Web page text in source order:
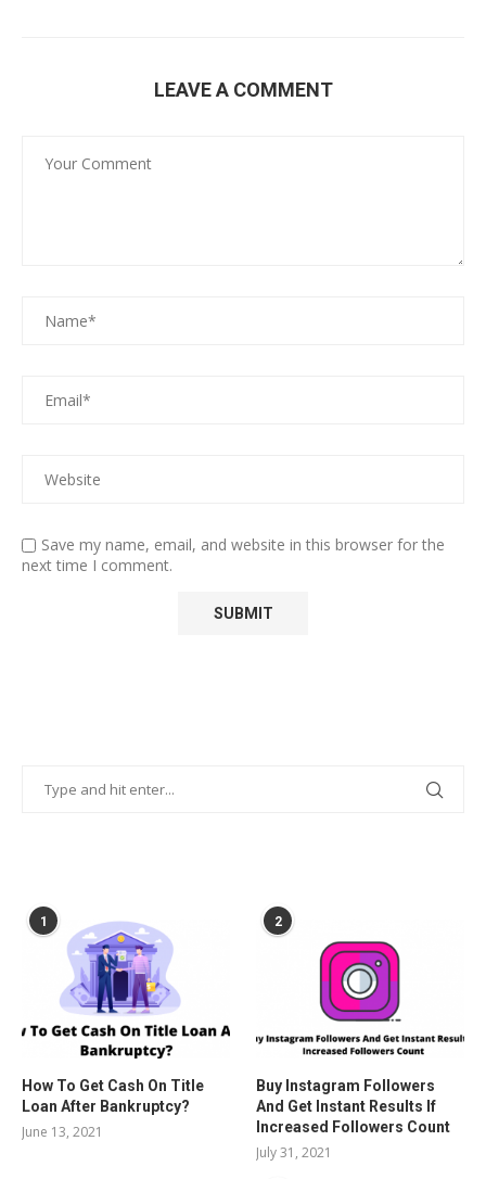
LEAVE A COMMENT
Save my name, email, and website in this browser for the
next time I comment.
1
How To Get Cash On Title
Loan After Bankruptcy?
June 13, 2021
2
Buy Instagram Followers
And Get Instant Results If
Increased Followers Count
July 31, 2021